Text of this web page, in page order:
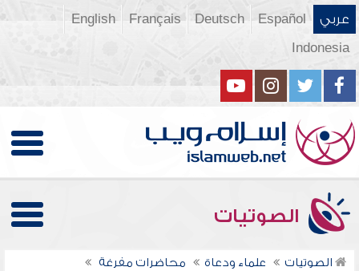
عربي Español
Deutsch
Français
English
Indonesia
الصوتيات
الصوتيات علماء ودعاة
محاضرات مفرغة